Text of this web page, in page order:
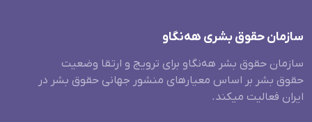
سازمان حقوق بشری هەنگاو
سازمان حقوق بشر هه‌نگاو برای ترویج و ارتقا وضعیت
حقوق بشر بر اساس معیارهای منشور جهانی حقوق بشر در
ایران فعالیت میکند.